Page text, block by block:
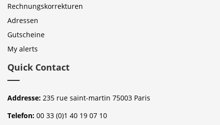
Rechnungskorrekturen
Adressen
Gutscheine
My alerts
Quick Contact
Addresse: 235 rue saint-martin 75003 Paris
Telefon: 00 33 (0)1 40 19 07 10